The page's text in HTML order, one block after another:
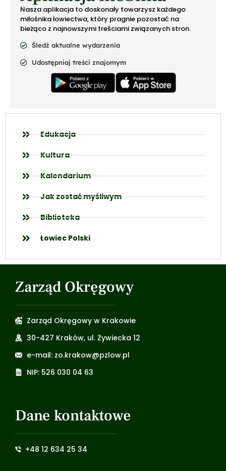
Nasza aplikacja to doskonały towarzysz każdego
miłośnika łowiectwa, który pragnie pozostać na
bieżąco z najnowszymi treściami związanych stron.
Śledź aktualne wydarzenia
Udostępniaj treści znajomym
Edukacja
Kultura
Kalendarium
Jak zostać myśliwym
Biblioteka
Łowiec Polski
Zarząd Okręgowy
Zarząd Okręgowy w Krakowie
30-427 Kraków, ul. Żywiecka 12
e-mail: zo.krakow@pzlow.pl
NIP: 526 030 04 63
Dane kontaktowe
+48 12 634 25 34